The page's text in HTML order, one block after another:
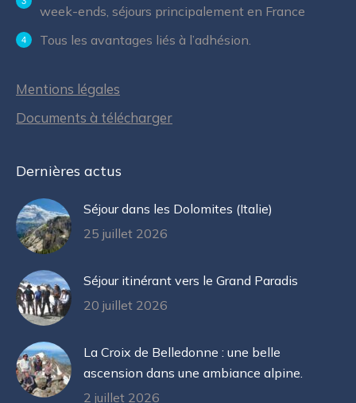
week-ends, séjours principalement en France
Tous les avantages liés à l’adhésion.
Mentions légales
Documents à télécharger
Dernières actus
Séjour dans les Dolomites (Italie)
25 juillet 2026
Séjour itinérant vers le Grand Paradis
20 juillet 2026
La Croix de Belledonne : une belle
ascension dans une ambiance alpine.
2 juillet 2026